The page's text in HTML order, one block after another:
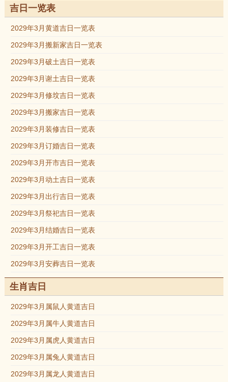
吉日一览表
2029年3月黄道吉日一览表
2029年3月搬新家吉日一览表
2029年3月破土吉日一览表
2029年3月谢土吉日一览表
2029年3月修坟吉日一览表
2029年3月搬家吉日一览表
2029年3月装修吉日一览表
2029年3月订婚吉日一览表
2029年3月开市吉日一览表
2029年3月动土吉日一览表
2029年3月出行吉日一览表
2029年3月祭祀吉日一览表
2029年3月结婚吉日一览表
2029年3月开工吉日一览表
2029年3月安葬吉日一览表
生肖吉日
2029年3月属鼠人黄道吉日
2029年3月属牛人黄道吉日
2029年3月属虎人黄道吉日
2029年3月属兔人黄道吉日
2029年3月属龙人黄道吉日